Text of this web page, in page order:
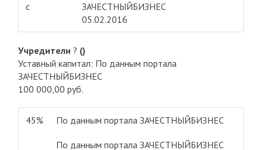
с
ЗАЧЕСТНЫЙБИЗНЕС
05.02.2016
Учредители ? ()
Уставный капитал: По данным портала
ЗАЧЕСТНЫЙБИЗНЕС
100 000,00 руб.
45% По данным портала ЗАЧЕСТНЫЙБИЗНЕС
По данным портала ЗАЧЕСТНЫЙБИЗНЕС